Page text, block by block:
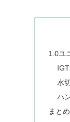
1.0ユ
水
ハ
まとめ